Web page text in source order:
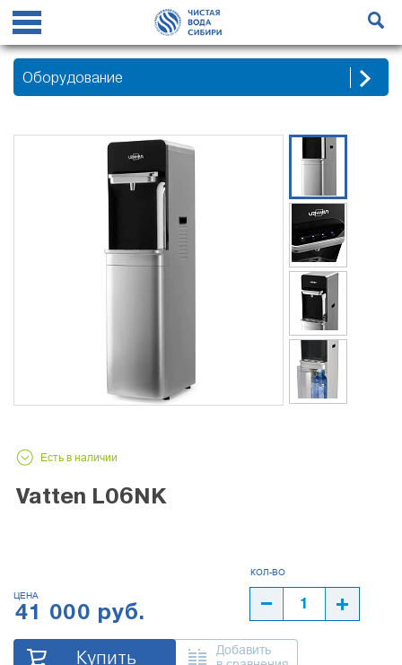
Оборудование
Есть в наличии
Vatten L06NK
ЦЕНА
41 000 руб.
Купить
Добавить